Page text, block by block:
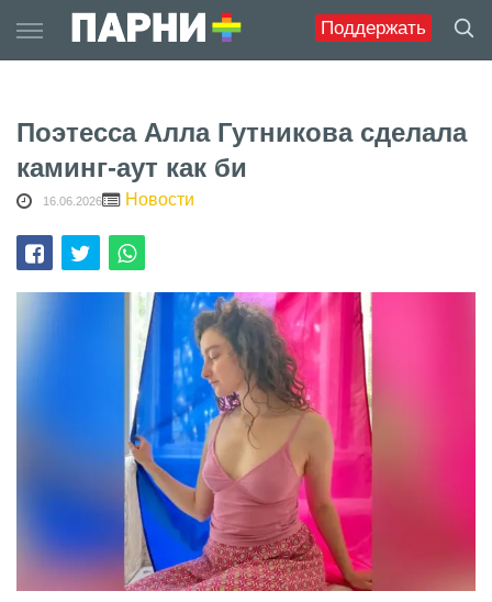
Поддержать
to
content
Поэтесса Алла Гутникова сделала
каминг-аут как би
16.06.2026 Новости